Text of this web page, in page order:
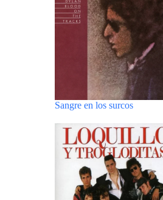
Sangre en los surcos